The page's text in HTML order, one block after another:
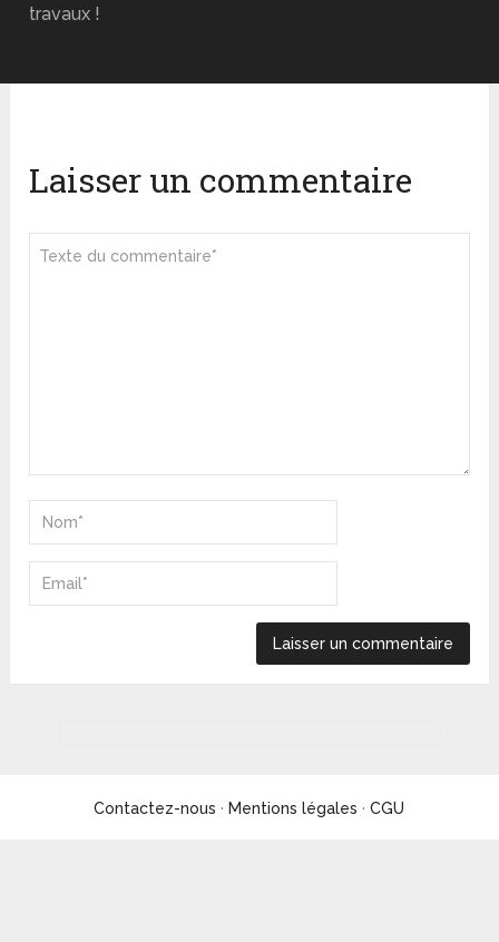
travaux !
Laisser un commentaire
Contactez-nous · Mentions légales ·CGU